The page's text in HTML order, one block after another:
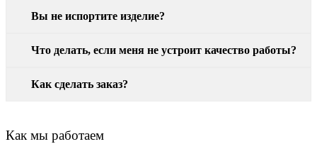
Вы не испортите изделие?
Что делать, если меня не устроит качество работы?
Как сделать заказ?
Как мы работаем